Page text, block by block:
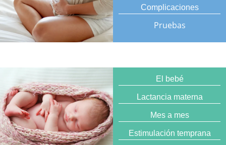
Complicaciones
Pruebas
El bebé
Lactancia materna
Mes a mes
Estimulación temprana